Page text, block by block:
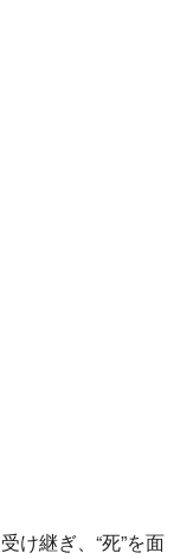
け継ぎ、“死”を面